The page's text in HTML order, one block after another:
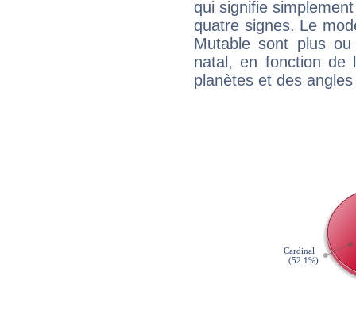
qui signifie
quatre signes. Le
Mutable sont plus
natal, en fonction de
planètes et des